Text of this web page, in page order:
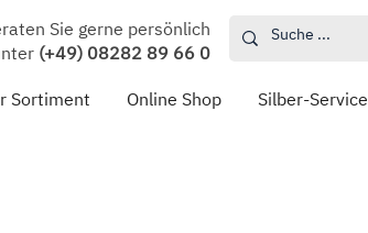
Sie gerne persönlich
(+49) 08282 89 66 0
Sortiment Online Shop Silber-Service